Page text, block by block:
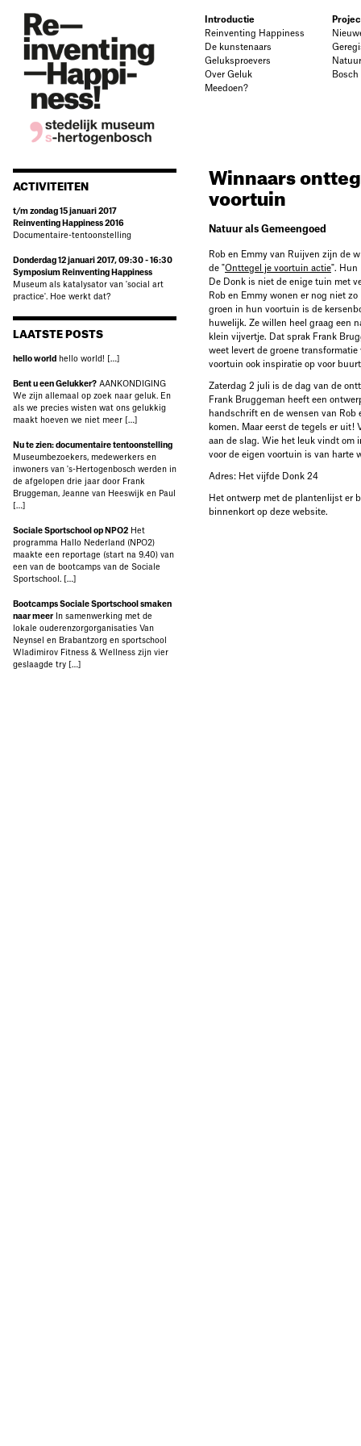
Introductie
Reinventing Happiness
De kunstenaars
Geluksproevers
Over Geluk
Meedoen?
Bosch
ACTIVITEITEN
t/m zondag 15 januari 2017
Reinventing Happiness 2016
Documentaire-tentoonstelling
Donderdag 12 januari 2017, 09:30 - 16:30
Symposium Reinventing Happiness
Museum als katalysator van 'social art
practice'. Hoe werkt dat?
LAATSTE POSTS
hello world hello world! […]
Bent u een Gelukker? AANKONDIGING
We zijn allemaal op zoek naar geluk. En
als we precies wisten wat ons gelukkig
maakt hoeven we niet meer […]
Nu te zien: documentaire tentoonstelling
Museumbezoekers, medewerkers en
inwoners van 's-Hertogenbosch werden in
de afgelopen drie jaar door Frank
Bruggeman, Jeanne van Heeswijk en Paul
[…]
Sociale Sportschool op NPO2 Het
programma Hallo Nederland (NPO2)
maakte een reportage (start na 9.40) van
een van de bootcamps van de Sociale
Sportschool. […]
Bootcamps Sociale Sportschool smaken
naar meer
In samenwerking met de
lokale ouderenzorgorganisaties Van
Neynsel en Brabantzorg en sportschool
Wladimirov Fitness & Wellness zijn vier
geslaagde try […]
Winnaars
voortuin
Natuur als Gemeengoed
Rob en Emmy van Ruijven zijn de
de "Onttegel je voortuin actie". Hun
De Donk is niet de enige tuin met
Rob en Emmy wonen er nog niet
groen in hun voortuin is de
huwelijk. Ze willen heel graag een
klein vijvertje. Dat sprak Frank
weet levert de groene transformatie
voortuin ook inspiratie op voor
Zaterdag 2 juli is de dag van de
Frank Bruggeman heeft een
handschrift en de wensen van Rob
komen. Maar eerst de tegels er uit!
aan de slag. Wie het leuk vindt om
voor de eigen voortuin is van harte
Adres: Het vijfde Donk 24
Het ontwerp met de plantenlijst er
binnenkort op deze website.